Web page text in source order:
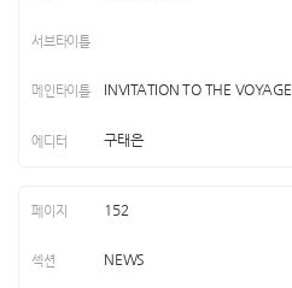
INVITATION TO THE VOYAGE
구태은
152
NEWS